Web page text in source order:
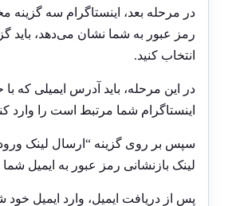
در مرحله بعد، اینستاگرام سه گزینه
رمز عبور به شما نشان می‌دهد، باید
انتخاب کنید.
در این مرحله، باید آدرس ایمیلی که
اینستاگرام شما مرتبط است را وارد
سپس بر روی گزینه “ارسال لینک
لینک بازنشانی رمز عبور به ایمیل
پس از دریافت ایمیل، وارد ایمیل خود